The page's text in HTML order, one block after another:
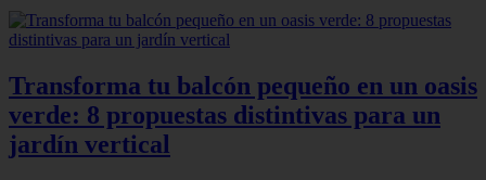
Transforma tu balcón pequeño en un oasis
verde: 8 propuestas distintivas para un
jardín vertical